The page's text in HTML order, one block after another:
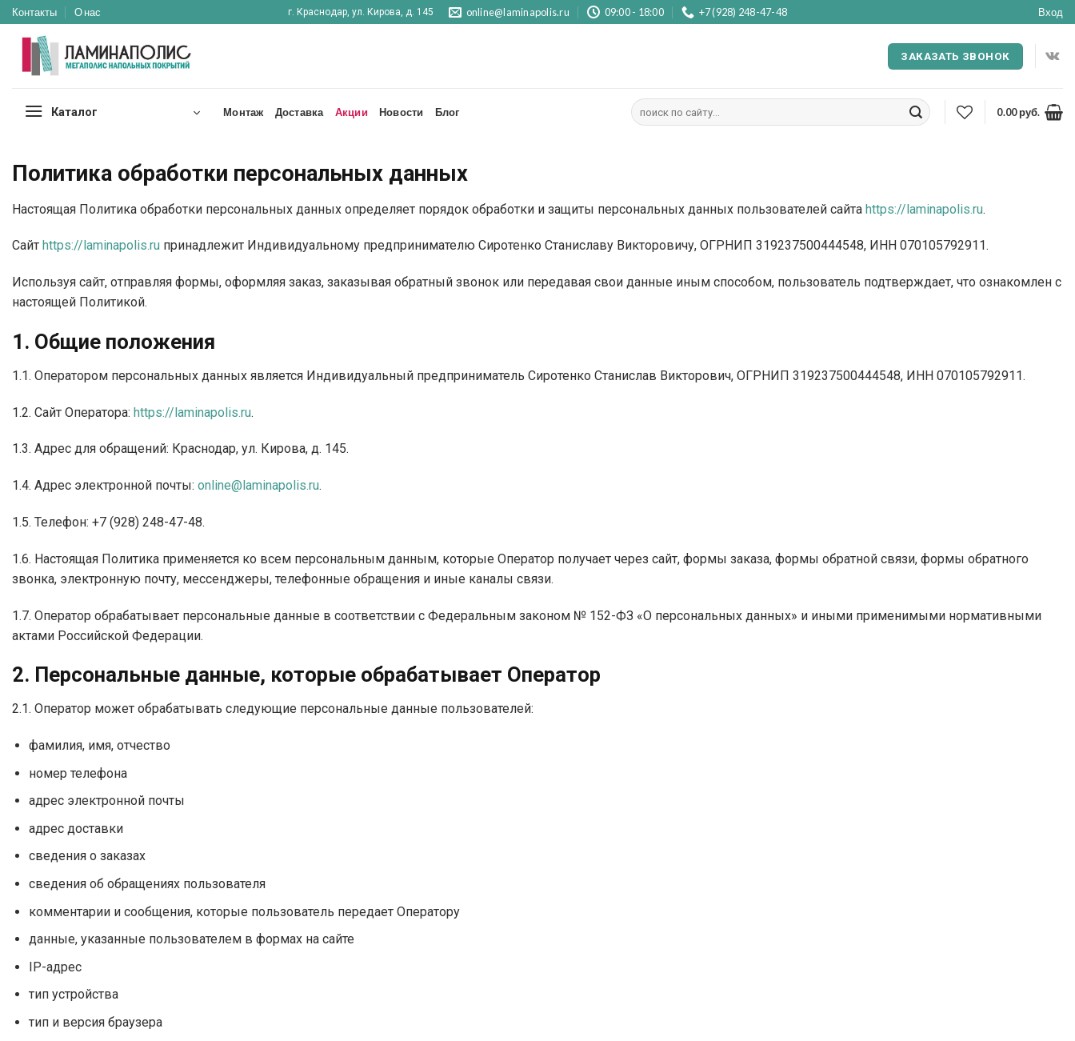
Skip
to
content
Контакты О нас г. Краснодар, ул. Кирова, д. 145 online@laminapolis.ru 09:00 - 18:00 +7 (928) 248-47-48 Вход
ЗАКАЗАТЬ ЗВОНОК
Каталог Монтаж Доставка Акции Новости Блог
Искать:
0.00руб.
Политика обработки персональных данных
Настоящая Политика обработки персональных данных определяет порядок обработки и защиты персональных данных пользователей сайта https://laminapolis.ru.
Сайт https://laminapolis.ru принадлежит Индивидуальному предпринимателю Сиротенко Станиславу Викторовичу, ОГРНИП 319237500444548, ИНН 070105792911.
Используя сайт, отправляя формы, оформляя заказ, заказывая обратный звонок или передавая свои данные иным способом, пользователь подтверждает, что ознакомлен с
настоящей Политикой.
1. Общие положения
1.1. Оператором персональных данных является Индивидуальный предприниматель Сиротенко Станислав Викторович, ОГРНИП 319237500444548, ИНН 070105792911.
1.2. Сайт Оператора: https://laminapolis.ru.
1.3. Адрес для обращений: Краснодар, ул. Кирова, д. 145.
1.4. Адрес электронной почты: online@laminapolis.ru.
1.5. Телефон: +7 (928) 248-47-48.
1.6. Настоящая Политика применяется ко всем персональным данным, которые Оператор получает через сайт, формы заказа, формы обратной связи, формы обратного
звонка, электронную почту, мессенджеры, телефонные обращения и иные каналы связи.
1.7. Оператор обрабатывает персональные данные в соответствии с Федеральным законом № 152-ФЗ «О персональных данных» и иными применимыми нормативными
актами Российской Федерации.
2. Персональные данные, которые обрабатывает Оператор
2.1. Оператор может обрабатывать следующие персональные данные пользователей:
фамилия, имя, отчество
номер телефона
адрес электронной почты
адрес доставки
сведения о заказах
сведения об обращениях пользователя
комментарии и сообщения, которые пользователь передает Оператору
данные, указанные пользователем в формах на сайте
IP-адрес
тип устройства
тип и версия браузера